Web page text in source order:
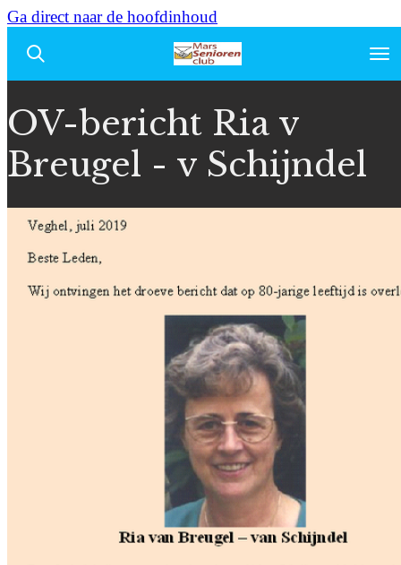
Ga direct naar de hoofdinhoud
OV-bericht Ria v
Breugel - v Schijndel